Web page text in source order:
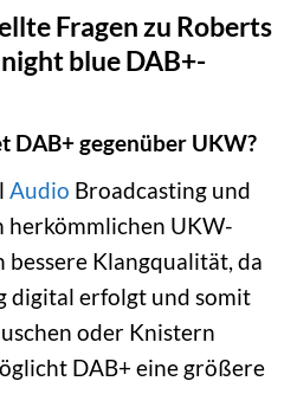
Fragen zu Roberts
blue DAB+-
DAB+ gegenüber UKW?
Audio Broadcasting und
herkömmlichen UKW-
bessere Klangqualität, da
digital erfolgt und somit
oder Knistern
DAB+ eine größere